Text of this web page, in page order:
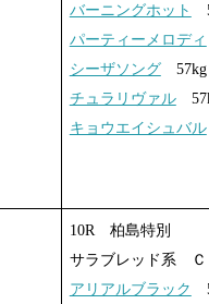
バーニングホット
パーティーメロディ
シーザソング57kg
チュラリヴァル
キョウエイシュバル
10R 柏島特別
サラブレッド系
アリアルブラック